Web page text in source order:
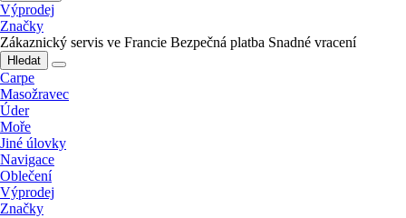
Výprodej
Značky
Zákaznický servis ve Francie Bezpečná platba Snadné vracení
Hledat
Carpe
Masožravec
Úder
Moře
Jiné úlovky
Navigace
Oblečení
Výprodej
Značky